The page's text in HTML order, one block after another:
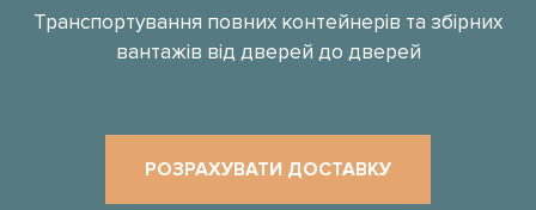
Транспортування повних контейнерів та збірних
вантажів від дверей до дверей
РОЗРАХУВАТИ ДОСТАВКУ